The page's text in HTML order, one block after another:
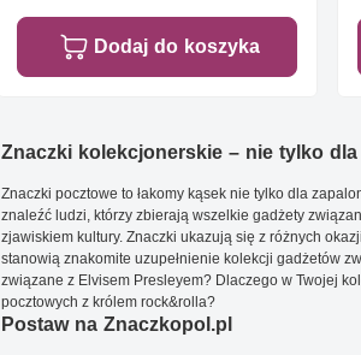
Dodaj do koszyka
Znaczki kolekcjonerskie – nie tylko
Znaczki pocztowe to łakomy kąsek nie tylko dla
znaleźć ludzi, którzy zbierają wszelkie gadżety
zjawiskiem kultury. Znaczki ukazują się z różnych
stanowią znakomite uzupełnienie kolekcji gadżetów
związane z Elvisem Presleyem? Dlaczego w Twojej
pocztowych z królem rock&rolla?
Postaw na Znaczkopol.pl